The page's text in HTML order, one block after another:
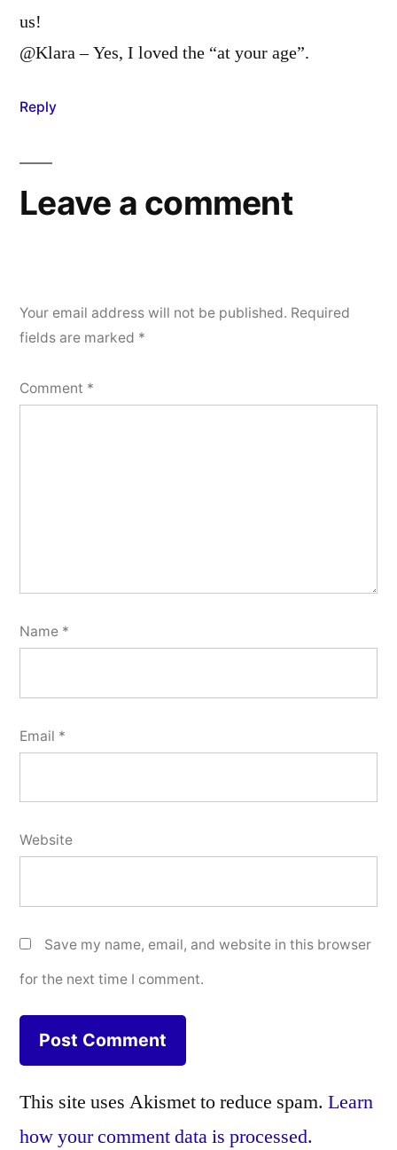
us!
@Klara – Yes, I loved the “at your age”.
Reply
Leave a comment
Your email address will not be published. Required
fields are marked *
Comment *
Name *
Email *
Website
Save my name, email, and website in this browser
for the next time I comment.
This site uses Akismet to reduce spam. Learn
how your comment data is processed.